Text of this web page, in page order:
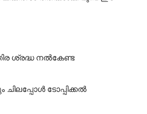
ശ്രദ്ധ നൽകേണ്ട
ടോപ്പിക്കൽ